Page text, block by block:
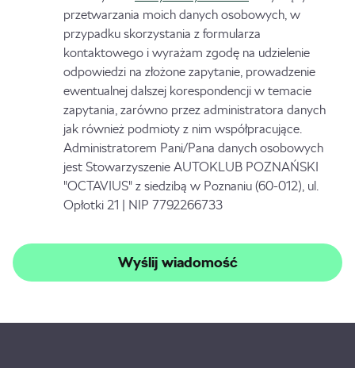
przetwarzania moich danych osobowych, w
przypadku skorzystania z formularza
kontaktowego i wyrażam zgodę na udzielenie
odpowiedzi na złożone zapytanie, prowadzenie
ewentualnej dalszej korespondencji w temacie
zapytania, zarówno przez administratora danych
jak również podmioty z nim współpracujące.
Administratorem Pani/Pana danych osobowych
jest Stowarzyszenie AUTOKLUB POZNAŃSKI
"OCTAVIUS" z siedzibą w Poznaniu (60-012), ul.
Opłotki 21 | NIP 7792266733